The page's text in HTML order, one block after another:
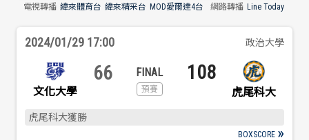
歷屆個人獎得主
歷屆個人獎得主
電視轉播 緯來體育台 緯來精采台 MOD愛爾達4台 網路轉播 Line Today
2024/01/29 17:00 政治大學
文化大學
66 108
虎尾科大
虎尾科大獲勝
BOXSCORE